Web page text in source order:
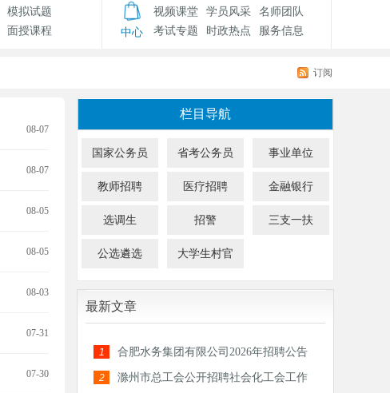
模拟试题
面授课程 中心
视频课堂 学员风采
名师团队
考试专题
时政热点 服务信息
订阅
08-07
08-07
08-05
08-05
08-03
07-31
07-30
栏目导航
国家公务员 省考公务员 事业单位
教师招聘 医疗招聘 金融银行
选调生 招警 三支一扶
公选遴选 大学生村官
最新文章
1 合肥水务集团有限公司2026年招聘公告
2
滁州市总工会公开招聘社会化工会工作